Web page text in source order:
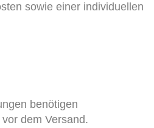
sowie einer individuellen
benötigen
dem Versand.